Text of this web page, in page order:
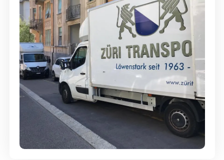
Günstige Umzüge - Hervorragender
Service